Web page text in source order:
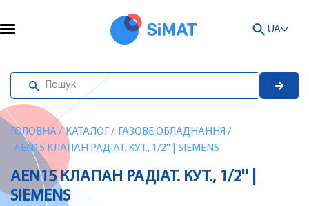
UA
ГОЛОВНА/ КАТАЛОГ / ГАЗОВЕ ОБЛАДНАННЯ /
AEN15 КЛАПАН РАДІАТ. КУТ., 1/2'' | SIEMENS
AEN15 КЛАПАН РАДІАТ. КУТ., 1/2'' |
SIEMENS